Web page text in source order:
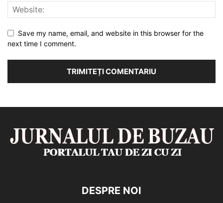
Save my name, email, and website in this browser for the
next time I comment.
DESPRE NOI